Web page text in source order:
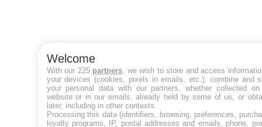
Welcome
With our 225 partners , we wish to store and access
your devices (cookies, pixels in emails, etc.), combine and
your personal data with our partners, whether collected
website or in our emails, already held by some of us, or
later, including in other contexts.
Processing this data (identifiers, browsing, preferences,
loyalty programs, IP, postal addresses and emails, phone,